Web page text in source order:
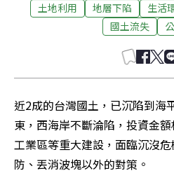
土地利用 地層下陷 生活
國土流失
近2成的台灣國土，已沉陷到海
東，西海岸不斷淪陷，投資金
工業區等重大建設，面臨沉沒
防、丟消波塊以外的對策。